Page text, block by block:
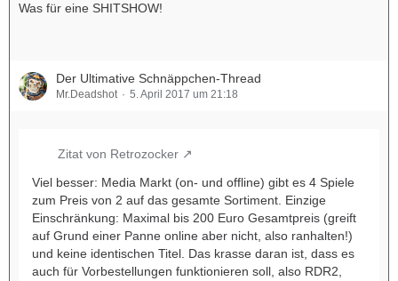
Was für eine SHITSHOW!
Der Ultimative Schnäppchen-Thread
Mr.Deadshot 5. April 2017 um 21:18
Zitat von Retrozocker
Viel besser: Media Markt (on- und offline) gibt es 4 Spiele
zum Preis von 2 auf das gesamte Sortiment. Einzige
Einschränkung: Maximal bis 200 Euro Gesamtpreis (greift
auf Grund einer Panne online aber nicht, also ranhalten!)
und keine identischen Titel. Das krasse daran ist, dass es
auch für Vorbestellungen funktionieren soll, also RDR2,